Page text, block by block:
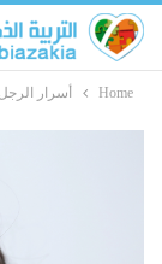
Home أسرار